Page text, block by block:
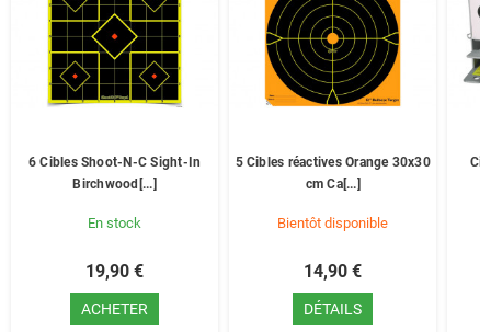
6 Cibles Shoot-N-C Sight-In
Birchwood[...]
En stock
19,90 €
ACHETER
5 Cibles réactives Orange 30x30
cm Ca[...]
Bientôt disponible
14,90 €
DÉTAILS